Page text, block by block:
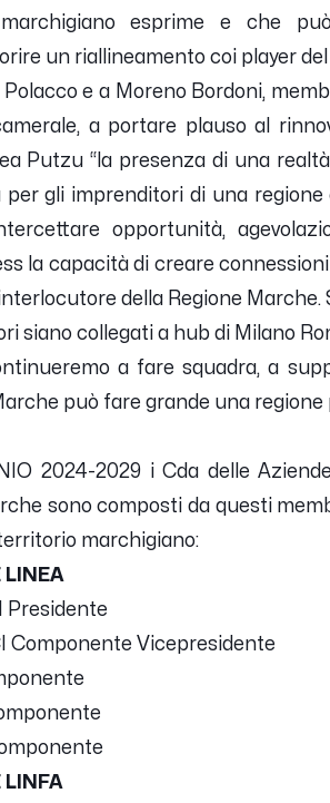
esprime e che
un riallineamento coi player del
e a Moreno Bordoni,
a portare plauso al
Putzu “la presenza di una
gli imprenditori di una
opportunità,
la capacità di creare
della Regione
siano collegati a hub di Milano
a fare squadra, a
può fare grande una regione
2024-2029 i Cda delle
sono composti da questi
marchigiano:
LINEA
Presidente
Componente Vicepresidente
LINFA